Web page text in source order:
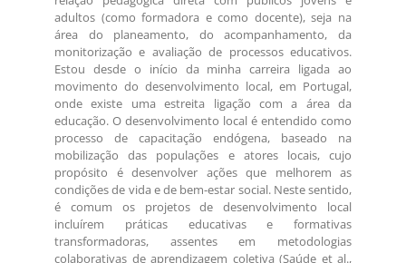
adultos (como formadora e como docente), seja na
área do planeamento, do acompanhamento, da
monitorização e avaliação de processos educativos.
Estou desde o início da minha carreira ligada ao
movimento do desenvolvimento local, em Portugal,
onde existe uma estreita ligação com a área da
educação. O desenvolvimento local é entendido como
processo de capacitação endógena, baseado na
mobilização das populações e atores locais, cujo
propósito é desenvolver ações que melhorem as
condições de vida e de bem-estar social. Neste sentido,
é comum os projetos de desenvolvimento local
incluírem práticas educativas e formativas
transformadoras, assentes em metodologias
colaborativas de aprendizagem coletiva (Saúde et al.,